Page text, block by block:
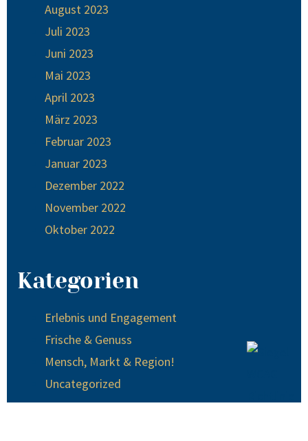
August 2023
Juli 2023
Juni 2023
Mai 2023
April 2023
März 2023
Februar 2023
Januar 2023
Dezember 2022
November 2022
Oktober 2022
Kategorien
Erlebnis und Engagement
Frische & Genuss
Mensch, Markt & Region!
Uncategorized